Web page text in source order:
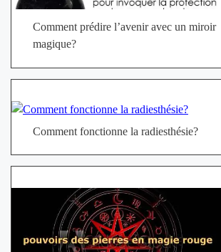
Comment prédire l’avenir avec un miroir
magique?
Comment fonctionne la radiesthésie?